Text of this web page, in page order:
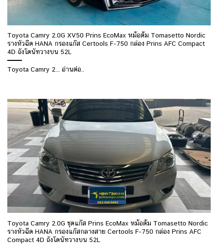
Toyota Camry 2.0G XV50 Prins EcoMax หม้อต้ม Tomasetto Nordic
รางหัวฉีด HANA กรองแก๊ส Certools F-750 กล่อง Prins AFC Compact
4D ถังโดนัทวางบน 52L
Toyota Camry 2... อ่านต่อ..
Toyota Camry 2.0G ชุดแก๊ส Prins EcoMax หม้อต้ม Tomasetto Nordic
รางหัวฉีด HANA กรองแก๊สกลางสาย Certools F-750 กล่อง Prins AFC
Compact 4D ถังโดนัทวางบน 52L